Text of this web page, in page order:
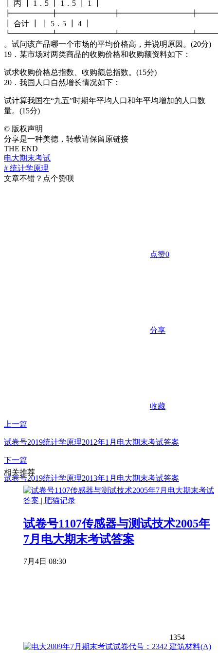
┃ 丙 ┃ 1．5 ┃ 1．5 ┃ 1 ┃
┃ 合计 ┃ ┃ 5．5 ┃ 4 ┃
。试问该产品哪一个市场的平均价格高，并说明原因。(20分)
19．某市场对两类商品的收购价格和收购额资料如下：
试求收购价格总指数、收购额总指数。(15分)
20．我国人口自然增长情况如下：
试计算我国在“九五”时期年平均人口和年平均增加的人口数
量。(15分)
© 版权声明
分享是一种美德，转载请保留原链接
THE END
电大期末考试
# 统计学原理
文章不错？点个赞呗
点赞0
分享
收藏
上一篇
试卷号2019统计学原理2012年1月电大期末考试答案
下一篇
试卷号2019统计学原理2013年1月电大期末考试答案
相关推荐
试卷号1107传感器与测试技术2005年
7月电大期末考试答案
7月4日 08:30
1354